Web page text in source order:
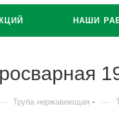
НАШИ
Труба нержавеющая —